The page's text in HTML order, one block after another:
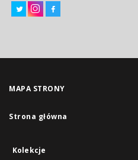
MAPA STRONY
Strona główna
Kolekcje